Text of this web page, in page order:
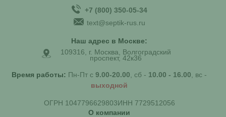
+7 (800) 350-05-34
text@septik-rus.ru
Наш адрес в Москве:
109316, г. Москва, Волгоградский
проспект, 42к36
Время работы: Пн-Пт с 9.00-20.00 , сб - 10.00 - 16.00 , вс -
выходной
ОГРН 1047796629803ИНН 7729512056
О компании